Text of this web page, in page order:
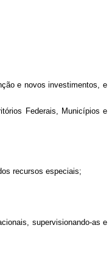
e novos investimentos, e
Federais, Municípios e
recursos especiais;
supervisionando-as e